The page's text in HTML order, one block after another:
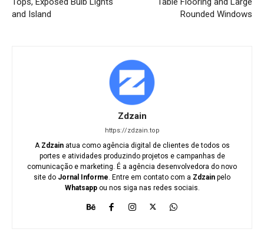
and Island
Rounded Windows
Zdzain
https://zdzain.top
A Zdzainatua como agência digital de clientes de todos os
portes e atividades produzindo projetos e campanhas de
comunicação e marketing. É a agência desenvolvedora do novo
site do Jornal Informe . Entre em contato com a Zdzain pelo
Whatsappou nos siga nas redes sociais.